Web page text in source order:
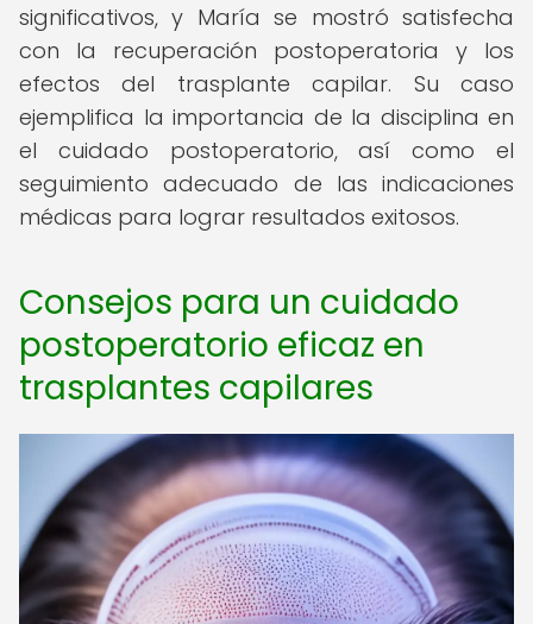
significativos, y María se mostró satisfecha
con la recuperación postoperatoria y los
efectos del trasplante capilar. Su caso
ejemplifica la importancia de la disciplina en
el cuidado postoperatorio, así como el
seguimiento adecuado de las indicaciones
médicas para lograr resultados exitosos.
Consejos para un cuidado
postoperatorio eficaz en
trasplantes capilares